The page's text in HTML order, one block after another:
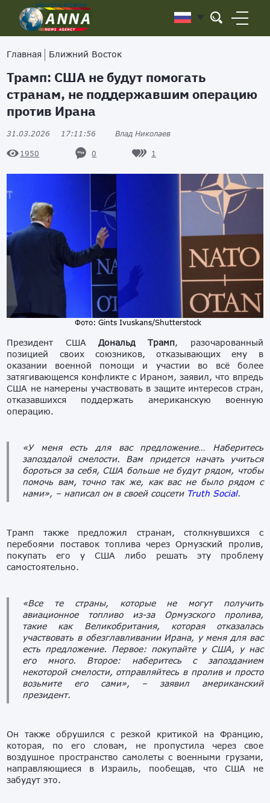
Главная Ближний Восток
Трамп: США не будут помогать
странам, не поддержавшим операцию
против Ирана
31.03.2026 17:11:56 Влад Николаев
1950 0 1
Фото: Gints Ivuskans/Shutterstock
Президент США Дональд Трамп, разочарованный
позицией своих союзников, отказывающих ему в
оказании военной помощи и участии во всё более
затягивающемся конфликте с Ираном, заявил, что впредь
США не намерены участвовать в защите интересов стран,
отказавшихся поддержать американскую военную
операцию.
«У меня есть для вас предложение… Наберитесь
запоздалой смелости. Вам придется начать учиться
бороться за себя, США больше не будут рядом, чтобы
помочь вам, точно так же, как вас не было рядом с
нами», – написал он в своей соцсети Truth Social.
Трамп также предложил странам, столкнувшихся с
перебоями поставок топлива через Ормузский пролив,
покупать его у США либо решать эту проблему
самостоятельно.
«Все те страны, которые не могут получить
авиационное топливо из-за Ормузского пролива,
такие как Великобритания, которая отказалась
участвовать в обезглавливании Ирана, у меня для вас
есть предложение. Первое: покупайте у США, у нас
его много. Второе: наберитесь с запозданием
некоторой смелости, отправляйтесь в пролив и просто
возьмите его сами»,– заявил американский
президент.
Он также обрушился с резкой критикой на Францию,
которая, по его словам, не пропустила через свое
воздушное пространство самолеты с военными грузами,
направляющиеся в Израиль, пообещав, что США не
забудут это.